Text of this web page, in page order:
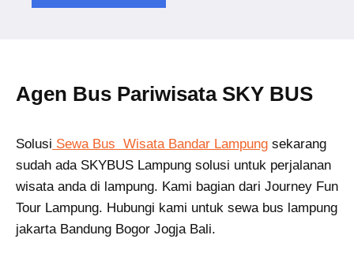
Agen Bus Pariwisata SKY BUS
Solusi Sewa Bus Wisata Bandar Lampung sekarang
sudah ada SKYBUS Lampung solusi untuk perjalanan
wisata anda di lampung. Kami bagian dari Journey Fun
Tour Lampung. Hubungi kami untuk sewa bus lampung
jakarta Bandung Bogor Jogja Bali.